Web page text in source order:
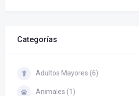
Categorías
Adultos Mayores (6)
Animales (1)